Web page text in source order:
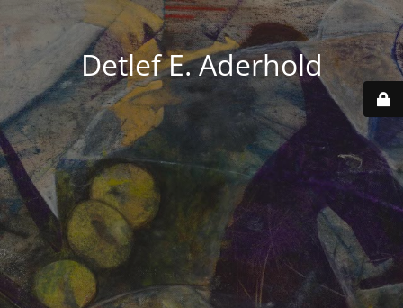
Detlef E. Aderhold